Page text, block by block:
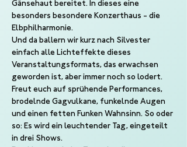
Gänsehaut bereitet. In dieses eine
besonders besondere Konzerthaus - die
Elbphilharmonie.
Und da ballern wir kurz nach Silvester
einfach alle Lichteffekte dieses
Veranstaltungsformats, das erwachsen
geworden ist, aber immer noch so lodert.
Freut euch auf sprühende Performances,
brodelnde Gagvulkane, funkelnde Augen
und einen fetten Funken Wahnsinn. So oder
so: Es wird ein leuchtender Tag, eingeteilt
in drei Shows.